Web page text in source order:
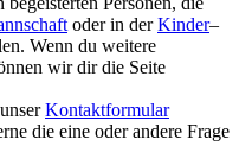
oder in derKinder–
Wenn du weitere
wir dir die Seite
Kontaktformular
die eine oder andere Frage